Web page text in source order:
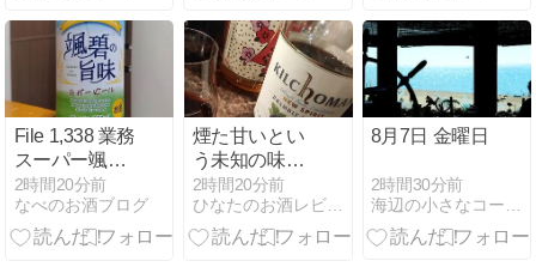
NVをテイステ
ィング
File 1,338 業務
スーパー颯碧
の旨味のお話
2時間20分前
なべのお酒ブログ
煙た甘いとい
う未知の味わ
い『キルホー
マンクランベ
リー』！
2時間20分前
ひなたのお酒レビューブログ
8月7日 金曜日
2時間30分前